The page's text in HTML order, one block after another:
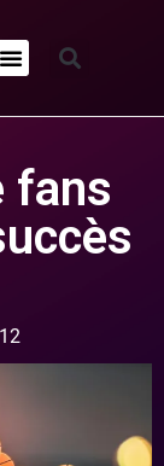
fans